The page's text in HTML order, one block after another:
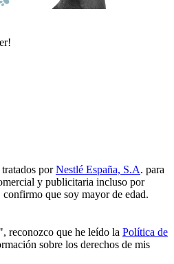
porNestlé España, S.A. para
y publicitaria incluso por
que soy mayor de edad.
reconozco que he leído la Política de
sobre los derechos de mis